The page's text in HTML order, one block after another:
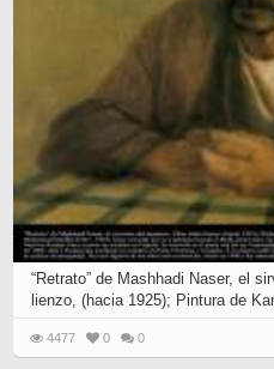
“Retrato” de Mashhadi Naser, el
lienzo, (hacia 1925); Pintura de
4477 0 0